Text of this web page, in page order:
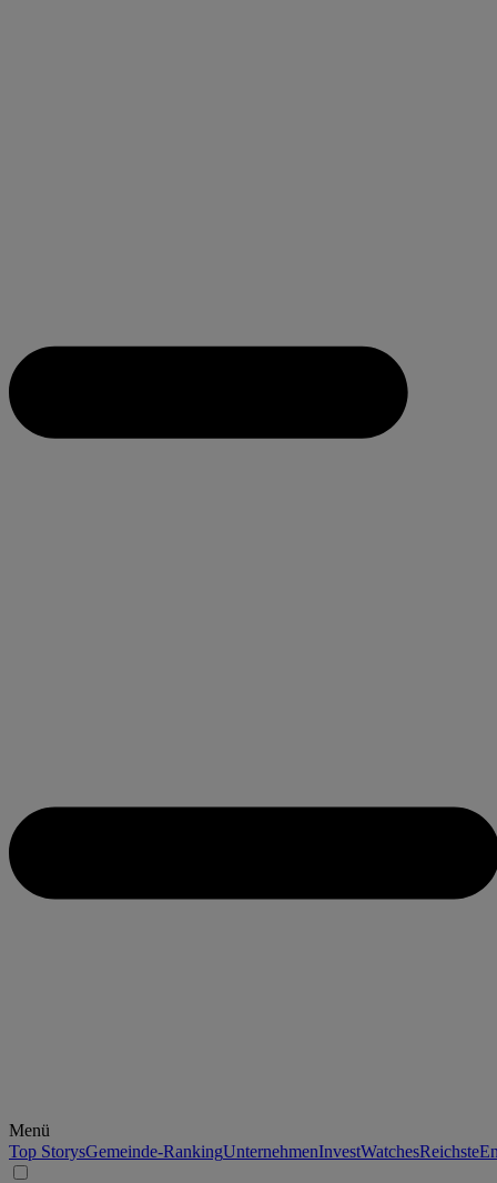
Menü
Top StorysGemeinde-RankingUnternehmenInvestWatchesReichste